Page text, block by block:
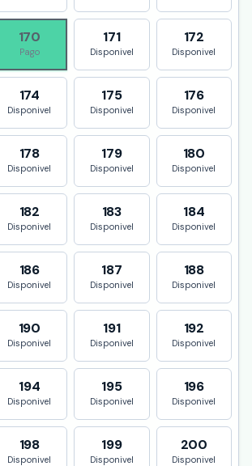
170
Pago
171
Disponivel
172
Disponivel
174
Disponivel
175
Disponivel
176
Disponivel
178
Disponivel
179
Disponivel
180
Disponivel
182
Disponivel
183
Disponivel
184
Disponivel
186
Disponivel
187
Disponivel
188
Disponivel
190
Disponivel
191
Disponivel
192
Disponivel
194
Disponivel
195
Disponivel
196
Disponivel
198
Disponivel
199
Disponivel
200
Disponivel